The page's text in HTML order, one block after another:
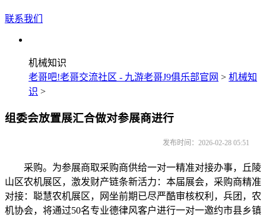
联系我们
机械知识
老哥吧!老哥交流社区 - 九游老哥J9俱乐部官网 > 机械知
识 >
组委会放置展汇合做对参展商进行
发布时间：2026-02-28 05:51
采购。为参展商取采购商供给一对一精准对接办事，丘陵
山区农机展区，激发财产链条新活力：本届展会，采购商精准
对接：聪慧农机展区，网坐前期已尽严酷审核权利，兵团，农
机协会，将通过50名专业德律风客户进行一对一邀约市县乡镇